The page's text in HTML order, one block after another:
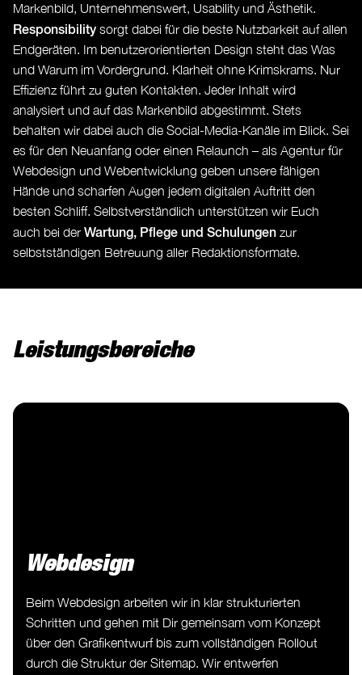
Markenbild, Unternehmenswert, Usability und Ästhetik.
Responsibility sorgt dabei für die beste Nutzbarkeit auf allen
Endgeräten. Im benutzerorientierten Design steht das Was
und Warum im Vordergrund. Klarheit ohne Krimskrams. Nur
Effizienz führt zu guten Kontakten. Jeder Inhalt wird
analysiert und auf das Markenbild abgestimmt. Stets
behalten wir dabei auch die Social-Media-Kanäle im Blick. Sei
es für den Neuanfang oder einen Relaunch – als Agentur für
Webdesign und Webentwicklung geben unsere fähigen
Hände und scharfen Augen jedem digitalen Auftritt den
besten Schliff. Selbstverständlich unterstützen wir Euch
auch bei der Wartung, Pflege und Schulungen zur
selbstständigen Betreuung aller Redaktionsformate.
Leistungsbereiche
Webdesign
Beim Webdesign arbeiten wir in klar strukturierten
Schritten und gehen mit Dir gemeinsam vom Konzept
über den Grafikentwurf bis zum vollständigen Rollout
durch die Struktur der Sitemap. Wir entwerfen